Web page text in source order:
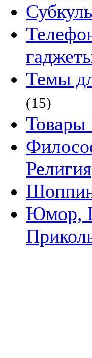
Темы
(15)
Товары
Религия
Юмор,